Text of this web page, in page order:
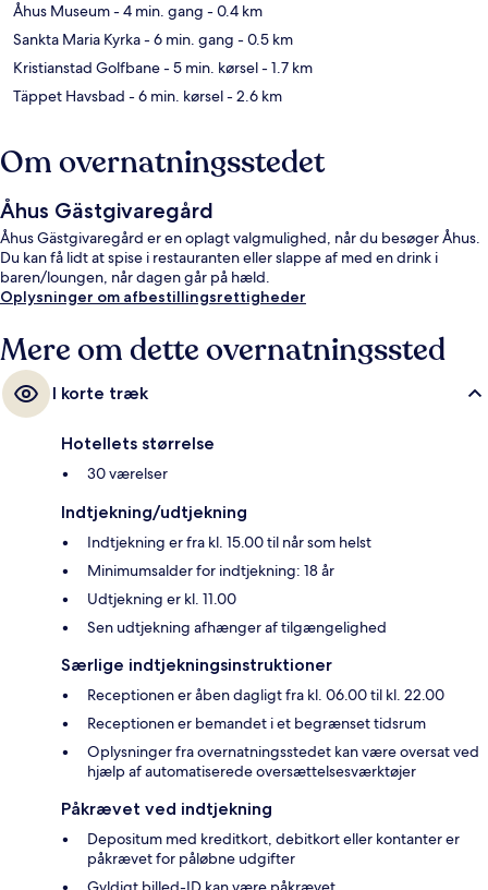
Åhus Museum- 4 min. gang - 0.4 km
Sankta Maria Kyrka- 6 min. gang - 0.5 km
Kristianstad Golfbane- 5 min. kørsel- 1.7 km
Täppet Havsbad - 6 min. kørsel- 2.6 km
Om overnatningsstedet
Åhus Gästgivaregård
Åhus Gästgivaregård er en oplagt valgmulighed, når du besøger Åhus.
Du kan få lidt at spise i restauranten eller slappe af med en drink i
baren/loungen, når dagen går på hæld.
Oplysninger om afbestillingsrettigheder
Mere om dette overnatningssted
I korte træk
Hotellets størrelse
30 værelser
Indtjekning/udtjekning
Indtjekning er fra kl. 15.00 til når som helst
Minimumsalder for indtjekning: 18 år
Udtjekning er kl. 11.00
Sen udtjekning afhænger af tilgængelighed
Særlige indtjekningsinstruktioner
Receptionen er åben dagligt fra kl. 06.00 til kl. 22.00
Receptionen er bemandet i et begrænset tidsrum
Oplysninger fra overnatningsstedet kan være oversat ved
hjælp af automatiserede oversættelsesværktøjer
Påkrævet ved indtjekning
Depositum med kreditkort, debitkort eller kontanter er
påkrævet for påløbne udgifter